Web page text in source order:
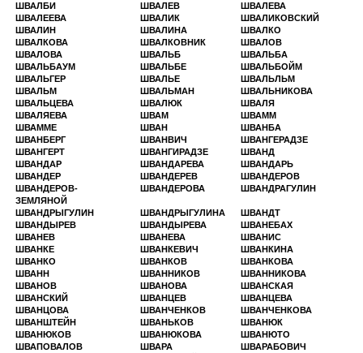
ШВАЛБИ
ШВАЛЕВ
ШВАЛЕВА
ШВАЛЕЕВА
ШВАЛИК
ШВАЛИКОВСКИЙ
ШВАЛИН
ШВАЛИНА
ШВАЛКО
ШВАЛКОВА
ШВАЛКОВНИК
ШВАЛОВ
ШВАЛОВА
ШВАЛЬБ
ШВАЛЬБА
ШВАЛЬБАУМ
ШВАЛЬБЕ
ШВАЛЬБОЙМ
ШВАЛЬГЕР
ШВАЛЬЕ
ШВАЛЬЛЬМ
ШВАЛЬМ
ШВАЛЬМАН
ШВАЛЬНИКОВА
ШВАЛЬЦЕВА
ШВАЛЮК
ШВАЛЯ
ШВАЛЯЕВА
ШВАМ
ШВАММ
ШВАММЕ
ШВАН
ШВАНБА
ШВАНБЕРГ
ШВАНВИЧ
ШВАНГЕРАДЗЕ
ШВАНГЕРТ
ШВАНГИРАДЗЕ
ШВАНД
ШВАНДАР
ШВАНДАРЕВА
ШВАНДАРЬ
ШВАНДЕР
ШВАНДЕРЕВ
ШВАНДЕРОВ
ШВАНДЕРОВ-
ЗЕМЛЯНОЙ
ШВАНДЕРОВА ШВАНДРАГУЛИН
ШВАНДРЫГУЛИН ШВАНДРЫГУЛИНА
ШВАНДТ
ШВАНДЫРЕВ
ШВАНДЫРЕВА
ШВАНЕБАХ
ШВАНЕВ
ШВАНЕВА
ШВАНИС
ШВАНКЕ
ШВАНКЕВИЧ
ШВАНКИНА
ШВАНКО
ШВАНКОВ
ШВАНКОВА
ШВАНН
ШВАННИКОВ
ШВАННИКОВА
ШВАНОВ
ШВАНОВА
ШВАНСКАЯ
ШВАНСКИЙ
ШВАНЦЕВ
ШВАНЦЕВА
ШВАНЦОВА
ШВАНЧЕНКОВ
ШВАНЧЕНКОВА
ШВАНШТЕЙН
ШВАНЬКОВ
ШВАНЮК
ШВАНЮКОВ
ШВАНЮКОВА
ШВАНЮТО
ШВАПОВАЛОВ
ШВАРА
ШВАРАБОВИЧ